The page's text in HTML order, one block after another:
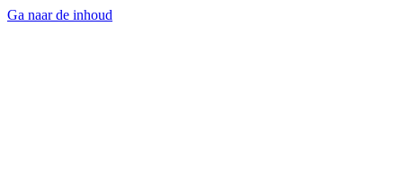
Ga naar de inhoud